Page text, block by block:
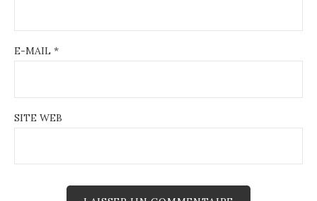
E-MAIL *
SITE WEB